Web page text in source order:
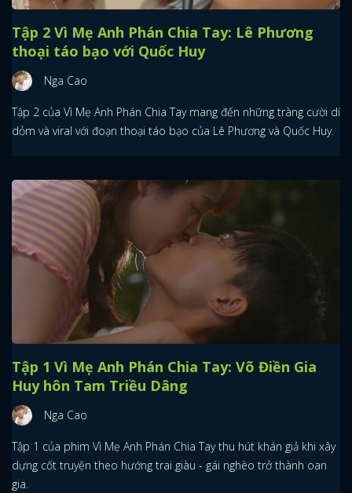
Tập 2 Vì Mẹ Anh Phán Chia Tay: Lê Phương
thoại táo bạo với Quốc Huy
Nga Cao
Tập 2 của Vì Mẹ Anh Phán Chia Tay mang đến những tràng cười dí
dỏm và viral với đoạn thoại táo bạo của Lê Phương và Quốc Huy.
Tập 1 Vì Mẹ Anh Phán Chia Tay: Võ Điền Gia
Huy hôn Tam Triều Dâng
Nga Cao
Tập 1 của phim Vì Mẹ Anh Phán Chia Tay thu hút khán giả khi xây
dựng cốt truyện theo hướng trai giàu - gái nghèo trở thành oan
gia.